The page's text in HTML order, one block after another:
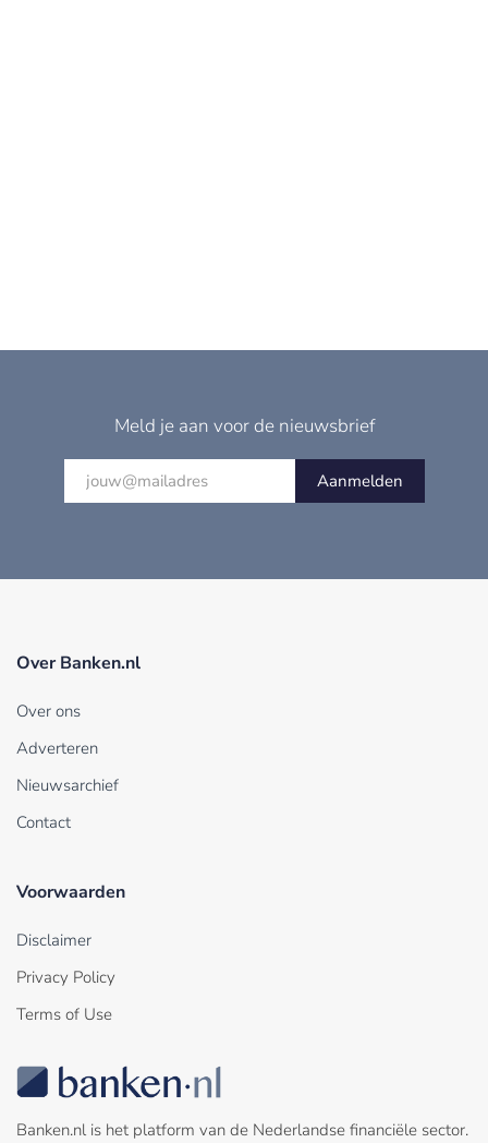
Meld je aan voor de nieuwsbrief
Aanmelden
Over Banken.nl
Over ons
Adverteren
Nieuwsarchief
Contact
Voorwaarden
Disclaimer
Privacy Policy
Terms of Use
Banken.nl is het platform van de Nederlandse financiële sector.